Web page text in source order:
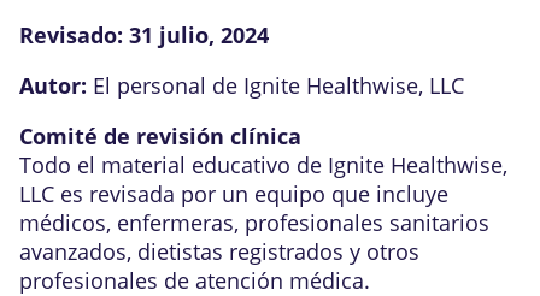
Revisado: 31 julio, 2024
Autor: El personal de Ignite Healthwise, LLC
Comité de revisión clínica
Todo el material educativo de Ignite Healthwise,
LLC es revisada por un equipo que incluye
médicos, enfermeras, profesionales sanitarios
avanzados, dietistas registrados y otros
profesionales de atención médica.